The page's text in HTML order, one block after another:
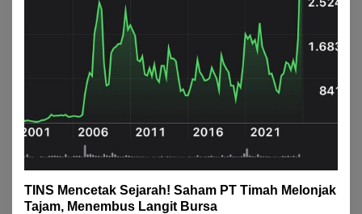
TINS Mencetak Sejarah! Saham PT Timah Melonjak
Tajam, Menembus Langit Bursa